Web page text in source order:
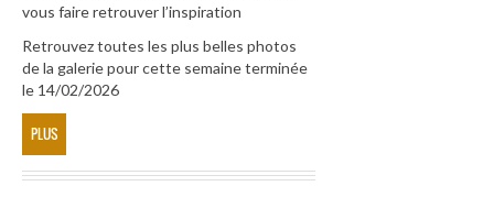
vous faire retrouver l’inspiration
Retrouvez toutes les plus belles photos
de la galerie pour cette semaine terminée
le 14/02/2026
PLUS